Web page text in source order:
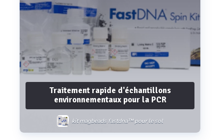
Traitement rapide d'échantillons
environnementaux pour la PCR
kit magbeads fastdna™ pour le sol